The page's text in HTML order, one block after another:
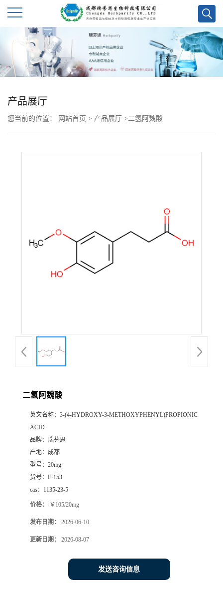
产
产品展厅
您当前的位置： 网站首页 > 产品展厅 >二氢阿魏酸
二氢阿魏酸
英文名称： 3-(4-HYDROXY-3-METHOXYPHENYL)PROPIONIC
ACID
品牌： 瑞芬思
产地： 成都
型号： 20mg
货号： E-153
cas： 1135-23-5
价格： ￥105/20mg
发布日期： 2026-06-10
更新日期： 2026-08-07
发送咨询信息